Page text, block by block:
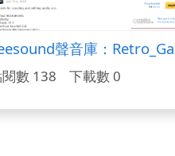
數 138 下載數 0